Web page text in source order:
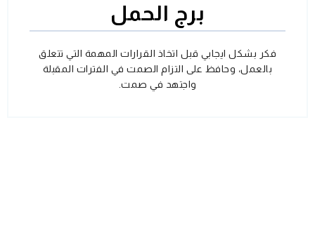
برج الحمل
فكر بشكل ايجابي قبل اتخاذ القرارات المهمة التي تتعلق
بالعمل، وحافظ على التزام الصمت في الفترات المقبلة
واجتهد في صمت.